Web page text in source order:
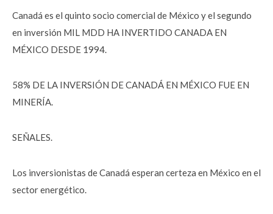
Canadá es el quinto socio comercial de México y el segundo
en inversión MIL MDD HA INVERTIDO CANADA EN
MÉXICO DESDE 1994.
58% DE LA INVERSIÓN DE CANADÁ EN MÉXICO FUE EN
MINERÍA.
SEÑALES.
Los inversionistas de Canadá esperan certeza en México en el
sector energético.